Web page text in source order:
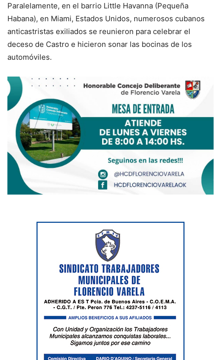
Paralelamente, en el barrio Little Havanna (Pequeña
Habana), en Miami, Estados Unidos, numerosos cubanos
anticastristas exiliados se reunieron para celebrar el
deceso de Castro e hicieron sonar las bocinas de los
automóviles.